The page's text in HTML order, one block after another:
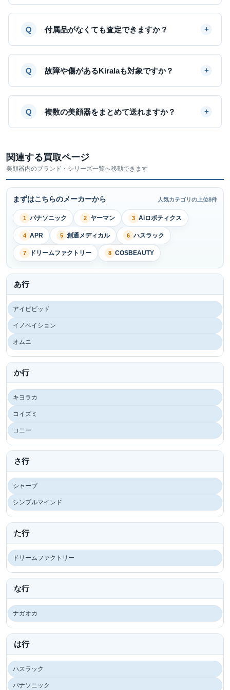
付属品がなくても査定できますか？
故障や傷があるKiralaも対象ですか？
複数の美顔器をまとめて送れますか？
関連する買取ページ
美顔器内のブランド・シリーズ一覧へ移動できます
まずはこちらのメーカーから 人気カテゴリの上位8件
1 パナソニック 2 ヤーマン 3 Aiロボティクス
4 APR 5 創通メディカル 6 ハスラック
7 ドリームファクトリー 8 COSBEAUTY
あ行
アイビビッド
イノベイション
オムニ
か行
キヨラカ
コイズミ
コニー
さ行
シャープ
シンプルマインド
た行
ドリームファクトリー
な行
ナガオカ
は行
ハスラック
パナソニック